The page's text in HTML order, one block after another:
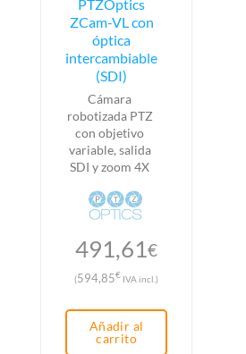
PTZOptics
ZCam-VL con
óptica
intercambiable
(SDI)
Cámara
robotizada PTZ
con objetivo
variable, salida
SDI y zoom 4X
491,61€
(594,85€ IVA incl.)
Añadir al
carrito